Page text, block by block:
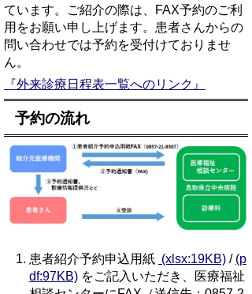
ています。ご紹介の際は、FAX予約のご利
用をお願い申し上げます。患者さんからの
問い合わせでは予約を受付けておりませ
ん。
『外来診療日程表一覧へのリンク』
予約の流れ
患者紹介予約申込用紙 (xlsx:19KB) / (p
df:97KB) をご記入いただき、医療福祉